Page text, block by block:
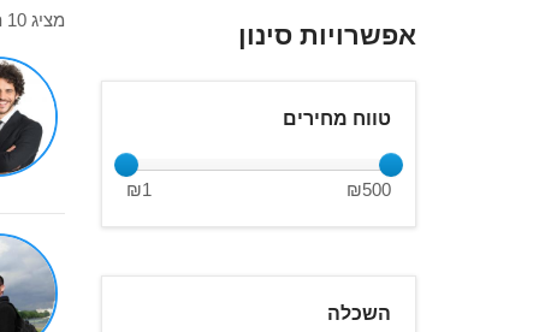
אפשרויות סינון
טווח מחירים
₪1 ₪500
השכלה
מציג 10 תוצאות מתוך 30